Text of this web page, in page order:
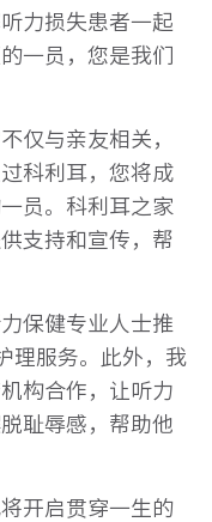
力损失患者一起
一员，您是我们
仅与亲友相关，
科利耳，您将成
员。科利耳之家
支持和宣传，帮
保健专业人士推
理服务。此外，我
构合作，让听力
耻辱感，帮助他
开启贯穿一生的